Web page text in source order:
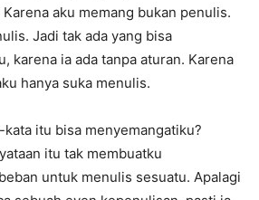
aku memang bukan penulis.
Jadi tak ada yang bisa
karena ia ada tanpa aturan. Karena
hanya suka menulis.
kata itu bisa menyemangatiku?
itu tak membuatku
untuk menulis sesuatu. Apalagi